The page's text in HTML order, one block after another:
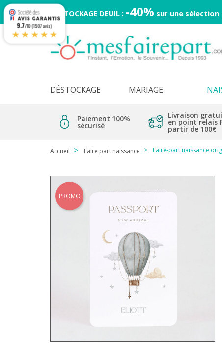
DESTOCKAGE DEUIL : -40% sur une sélection
DÉSTOCKAGE MARIAGE
Paiement 100%
sécurisé
Livraison
en point relais
partir de 100€
Accueil Faire part naissance Faire-part naissance
PROMO
9.7/10 (1507 avis)
★★★★★